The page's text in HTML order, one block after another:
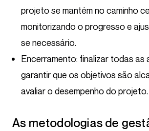
projeto se mantém no caminho
monitorizando o progresso e
se necessário.
Encerramento: finalizar todas as
garantir que os objetivos são
avaliar o desempenho do projeto.
As metodologias de gestão de